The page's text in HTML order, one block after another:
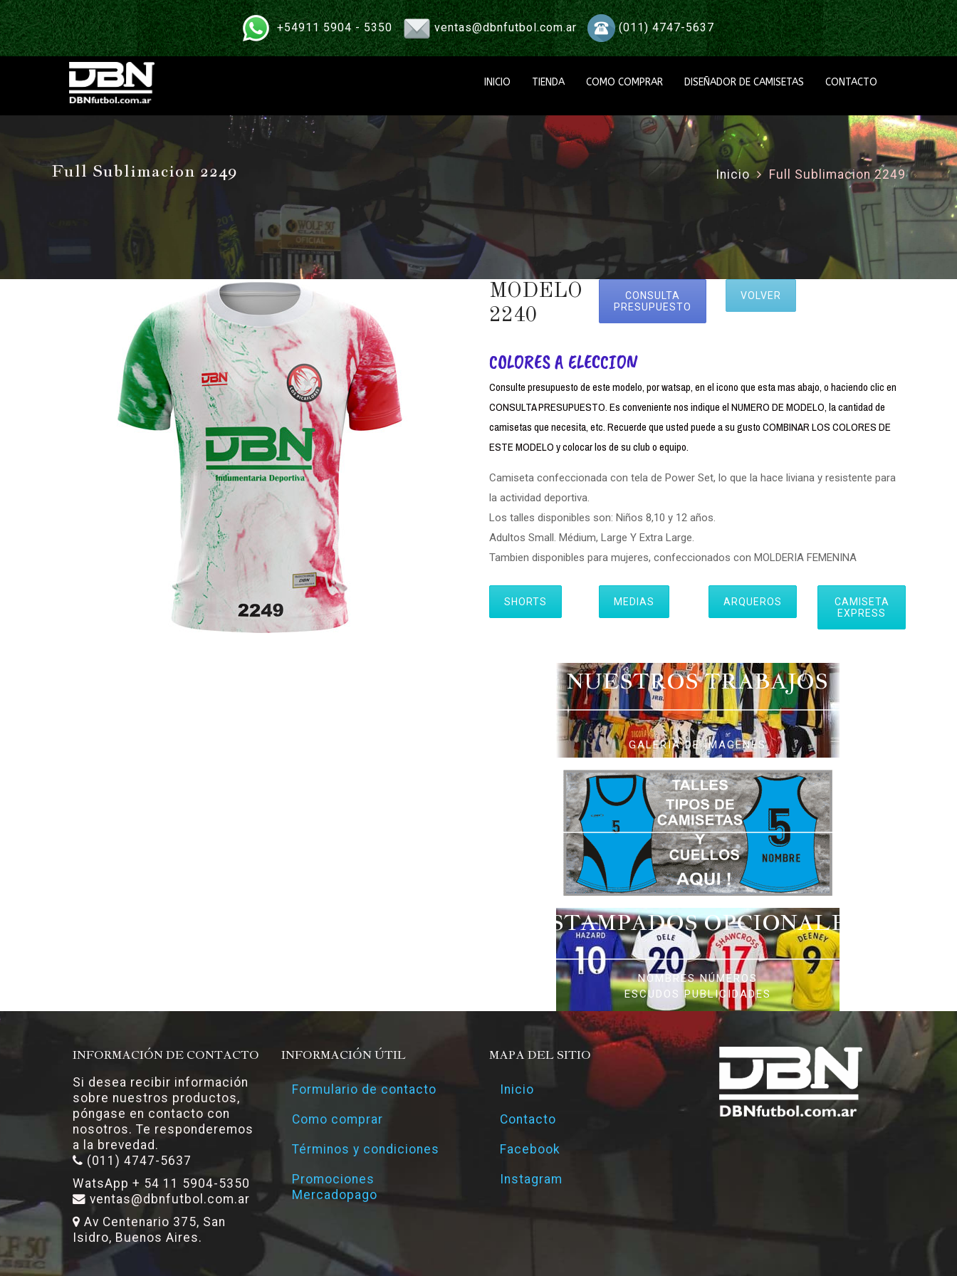
+54911 5904 - 5350 ventas@dbnfutbol.com.ar (011) 4747-5637
INICIO TIENDA COMO COMPRAR DISEÑADOR DE CAMISETAS CONTACTO
Full Sublimacion 2249 Inicio Full Sublimacion 2249
MODELO
2240
CONSULTA
PRESUPUESTO
VOLVER
COLORES A ELECCION
Consulte presupuesto de este modelo, por watsap, en el icono que esta mas abajo, o haciendo clic en
CONSULTA PRESUPUESTO. Es conveniente nos indique el NUMERO DE MODELO, la cantidad de
camisetas que necesita, etc. Recuerde que usted puede a su gusto COMBINAR LOS COLORES DE
ESTE MODELO y colocar los de su club o equipo.
Camiseta confeccionada con tela de Power Set, lo que la hace liviana y resistente para
la actividad deportiva.
Los talles disponibles son: Niños 8,10 y 12 años.
Adultos Small. Médium, Large Y Extra Large.
Tambien disponibles para mujeres, confeccionados con MOLDERIA FEMENINA
SHORTS MEDIAS ARQUEROS
CAMISETA
EXPRESS
NUESTROS TRABAJOS
GALERIA DE IMAGENES
ESTAMPADOS OPCIONALES
NOMBRES NÚMEROS
ESCUDOS PUBLICIDADES
INFORMACIÓN DE CONTACTO
Si desea recibir información
sobre nuestros productos,
póngase en contacto con
nosotros. Te responderemos
a la brevedad.
(011) 4747-5637
WatsApp + 54 11 5904-5350
ventas@dbnfutbol.com.ar
Av Centenario 375, San
Isidro, Buenos Aires.
INFORMACIÓN ÚTIL
Formulario de contacto
Como comprar
Términos y condiciones
Promociones
Mercadopago
MAPA DEL SITIO
Inicio
Contacto
Facebook
Instagram